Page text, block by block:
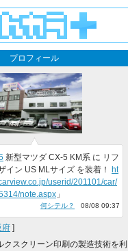
プロフィール
新型マツダ CX-5 KM系 に リフ
イン US MLサイズ を装着！
ht
userid/201101/car/
note.aspx 」
何シテル？ 08/08 09:37
府 ]
クスクリーン印刷の製造技術を利